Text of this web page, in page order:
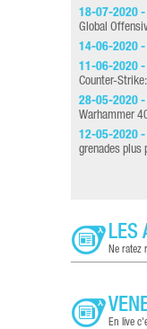
18-07-2020 -
Global
14-06-2020 -
11-06-2020 -
Counter-
28-05-2020 -
Warhammer
12-05-2020 -
grenades plus
LES
Ne ratez
En live